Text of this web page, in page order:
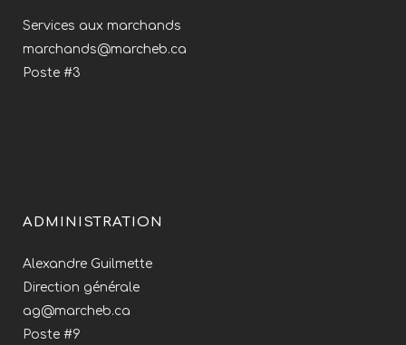
Services aux marchands
marchands@marcheb.ca
Poste #3
ADMINISTRATION
Alexandre Guilmette
Direction générale
ag@marcheb.ca
Poste #9